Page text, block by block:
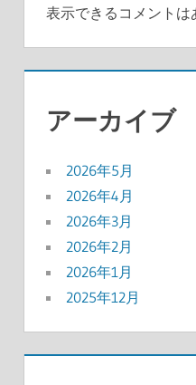
表示できるコメントは
アーカイブ
2026年5月
2026年4月
2026年3月
2026年2月
2026年1月
2025年12月